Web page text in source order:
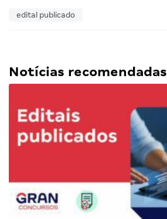
edital publicado
Notícias recomendadas